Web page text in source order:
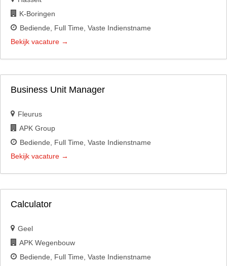
K-Boringen
Bediende
Full Time Vaste Indienstname
Bekijk vacature
Business Unit Manager
Fleurus
APK Group
Bediende
Full Time Vaste Indienstname
Bekijk vacature
Calculator
Geel
APK Wegenbouw
Bediende
Full Time Vaste Indienstname